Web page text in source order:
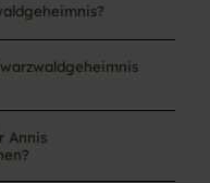
Annis